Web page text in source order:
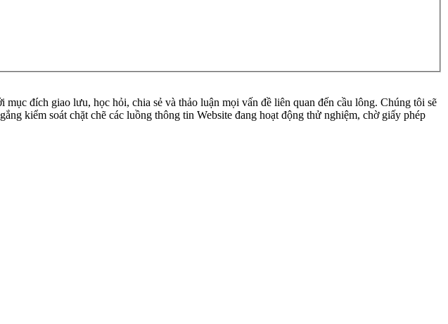
đích giao lưu, học hỏi, chia sẻ và thảo luận mọi vấn đề liên quan đến cầu lông. Chúng tôi sẽ
kiểm soát chặt chẽ các luồng thông tin Website đang hoạt động thử nghiệm, chờ giấy phép